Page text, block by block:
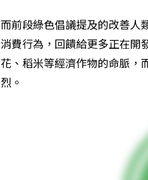
而前段綠色倡議提及的改善人
消費行為，回饋給更多正在開
花、稻米等經濟作物的命脈，
烈。